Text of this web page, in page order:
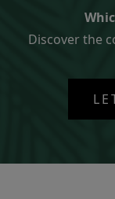
Discover the